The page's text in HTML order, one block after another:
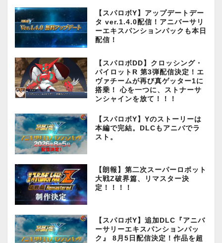
【スパロボY】アップデートデー
タ ver.1.4.0配信！アニバーサリ
ーエキスパンションパックも本日
配信！
【スパロボDD】クロッシング・
パイロットR 第3弾配信決定！エ
ヴァチームが再び真ゲッター1に
搭乗！ 心を一つに、ストナーサ
ンシャインを放て！！！
【スパロボY】Yのストーリーは
本編で完結。DLCもアニバでラ
スト。
【朗報】第二次スーパーロボット
大戦Z破界篇、リマスター決
定！！！！
【スパロボY】追加DLC『アニバ
ーサリーエキスパンションパッ
ク』 8月5日配信決定！作品を超